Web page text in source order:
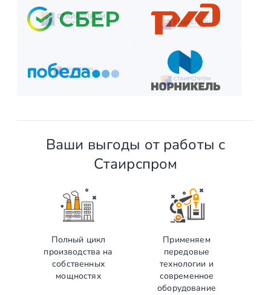
Ваши выгоды от работы с
Стаирспром
Полный цикл
производства на
собственных
мощностях
Применяем
передовые
технологии и
современное
оборудование